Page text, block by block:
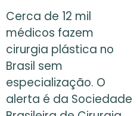
Cerca de 12 mil
médicos fazem
cirurgia plástica no
Brasil sem
especialização. O
alerta é da Sociedade